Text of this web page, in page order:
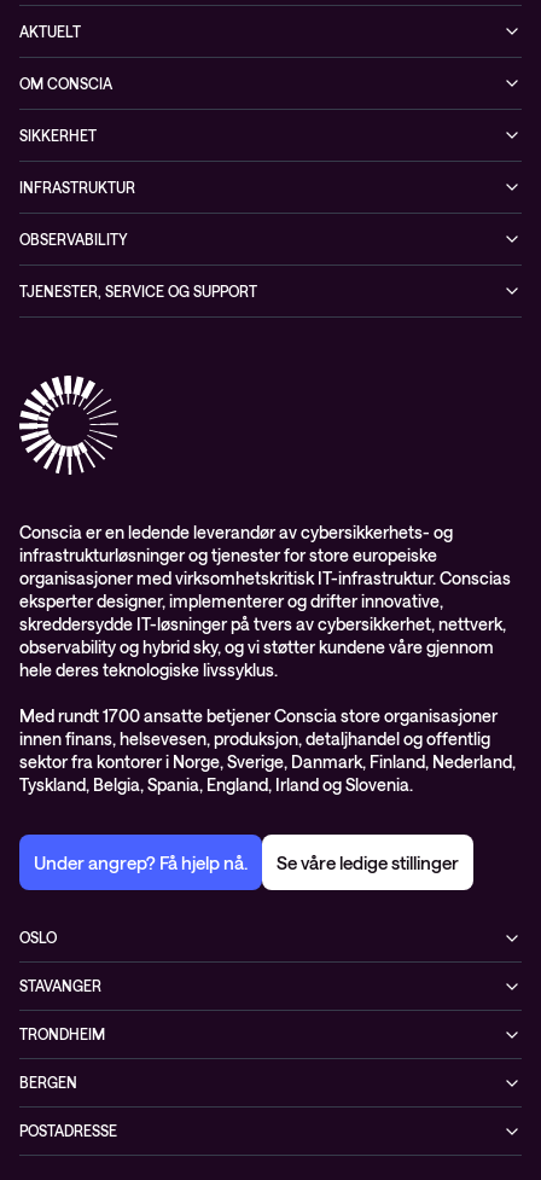
Sikkerhet
Observability
Tjenester, service og support
AKTUELT
Referanser
Whitepapers
Blogg
Nyheter
OM CONSCIA
Ansatte
Partnere
Presserom
Aktsomhetsvurdering
SIKKERHET
Sikkerhetsløsninger
Conscia ThreatInsights
INFRASTRUKTUR
Løsninger
OBSERVABILITY
TJENESTER, SERVICE OG SUPPORT
Conscia Education Services
Conscia er en ledende leverandør av cybersikkerhets- og
infrastrukturløsninger og tjenester for store europeiske
organisasjoner med virksomhetskritisk IT-infrastruktur. Conscias
eksperter designer, implementerer og drifter innovative,
skreddersydde IT-løsninger på tvers av cybersikkerhet, nettverk,
observability og hybrid sky, og vi støtter kundene våre gjennom
hele deres teknologiske livssyklus.
Med rundt 1700 ansatte betjener Conscia store organisasjoner
innen finans, helsevesen, produksjon, detaljhandel og offentlig
sektor fra kontorer i Norge, Sverige, Danmark, Finland, Nederland,
Tyskland, Belgia, Spania, England, Irland og Slovenia.
Under angrep? Få hjelp nå. Se våre ledige stillinger
OSLO
0185 Oslo
Norge
STAVANGER
4020 Stavanger
Norge
TRONDHEIM
7069 Trondheim
Norge
BERGEN
5014 Bergen
POSTADRESSE